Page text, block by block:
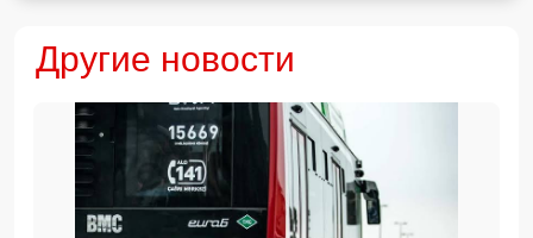
Другие новости